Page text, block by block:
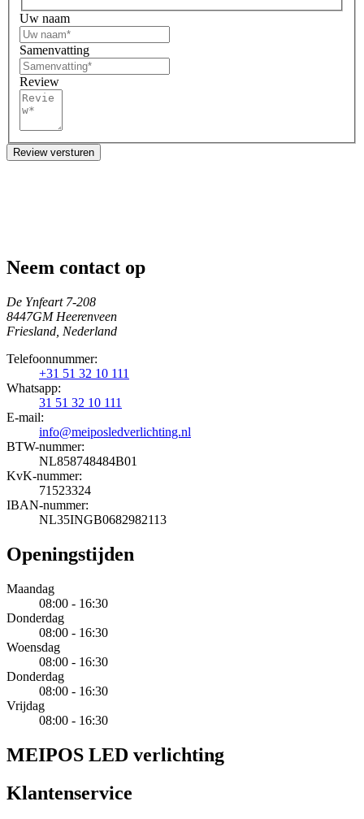
Uw naam
Samenvatting
Review
Review versturen
Neem contact op
De Ynfeart 7-208
8447GM Heerenveen
Friesland, Nederland
Telefoonnummer:
+31 51 32 10 111
Whatsapp:
31 51 32 10 111
E-mail:
info@meiposledverlichting.nl
BTW-nummer:
NL858748484B01
KvK-nummer:
71523324
IBAN-nummer:
NL35INGB0682982113
Openingstijden
Maandag
08:00 - 16:30
Donderdag
08:00 - 16:30
Woensdag
08:00 - 16:30
Donderdag
08:00 - 16:30
Vrijdag
08:00 - 16:30
MEIPOS LED verlichting
Klantenservice